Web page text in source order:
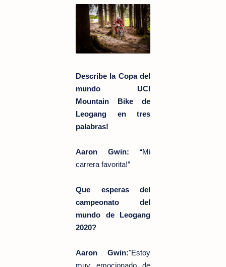
Describe la Copa del
mundo UCI
Mountain Bike de
Leogang en tres
palabras!
Aaron Gwin: “Mi
carrera favorita!”
Que esperas del
campeonato del
mundo de Leogang
2020?
Aaron Gwin:"Estoy
muy emocionado de